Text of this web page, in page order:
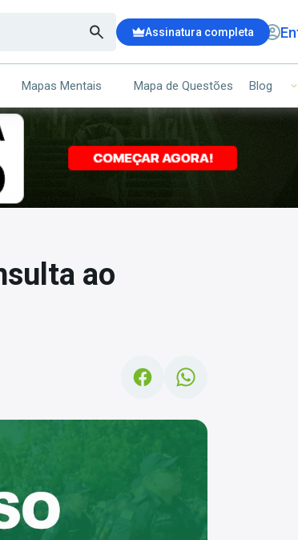
Assinatura completa
CARRINHO DE COMPRAS
ITENS (00)
Ops!
Seu carrinho ainda está vazio.
Mapas Mentais Mapa de Questões Blog
ao